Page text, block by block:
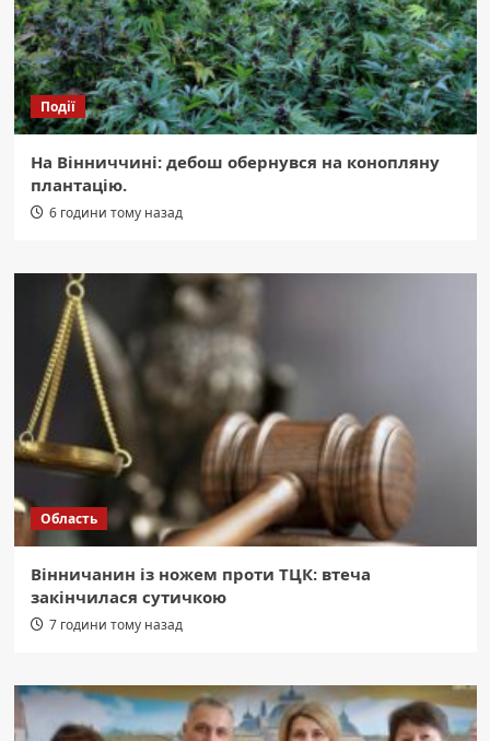
Події
На Вінниччині: дебош обернувся на конопляну
плантацію.
6 години тому назад
Область
Вінничанин із ножем проти ТЦК: втеча
закінчилася сутичкою
7 години тому назад